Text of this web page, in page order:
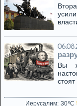
Вы
Иерусалим 30